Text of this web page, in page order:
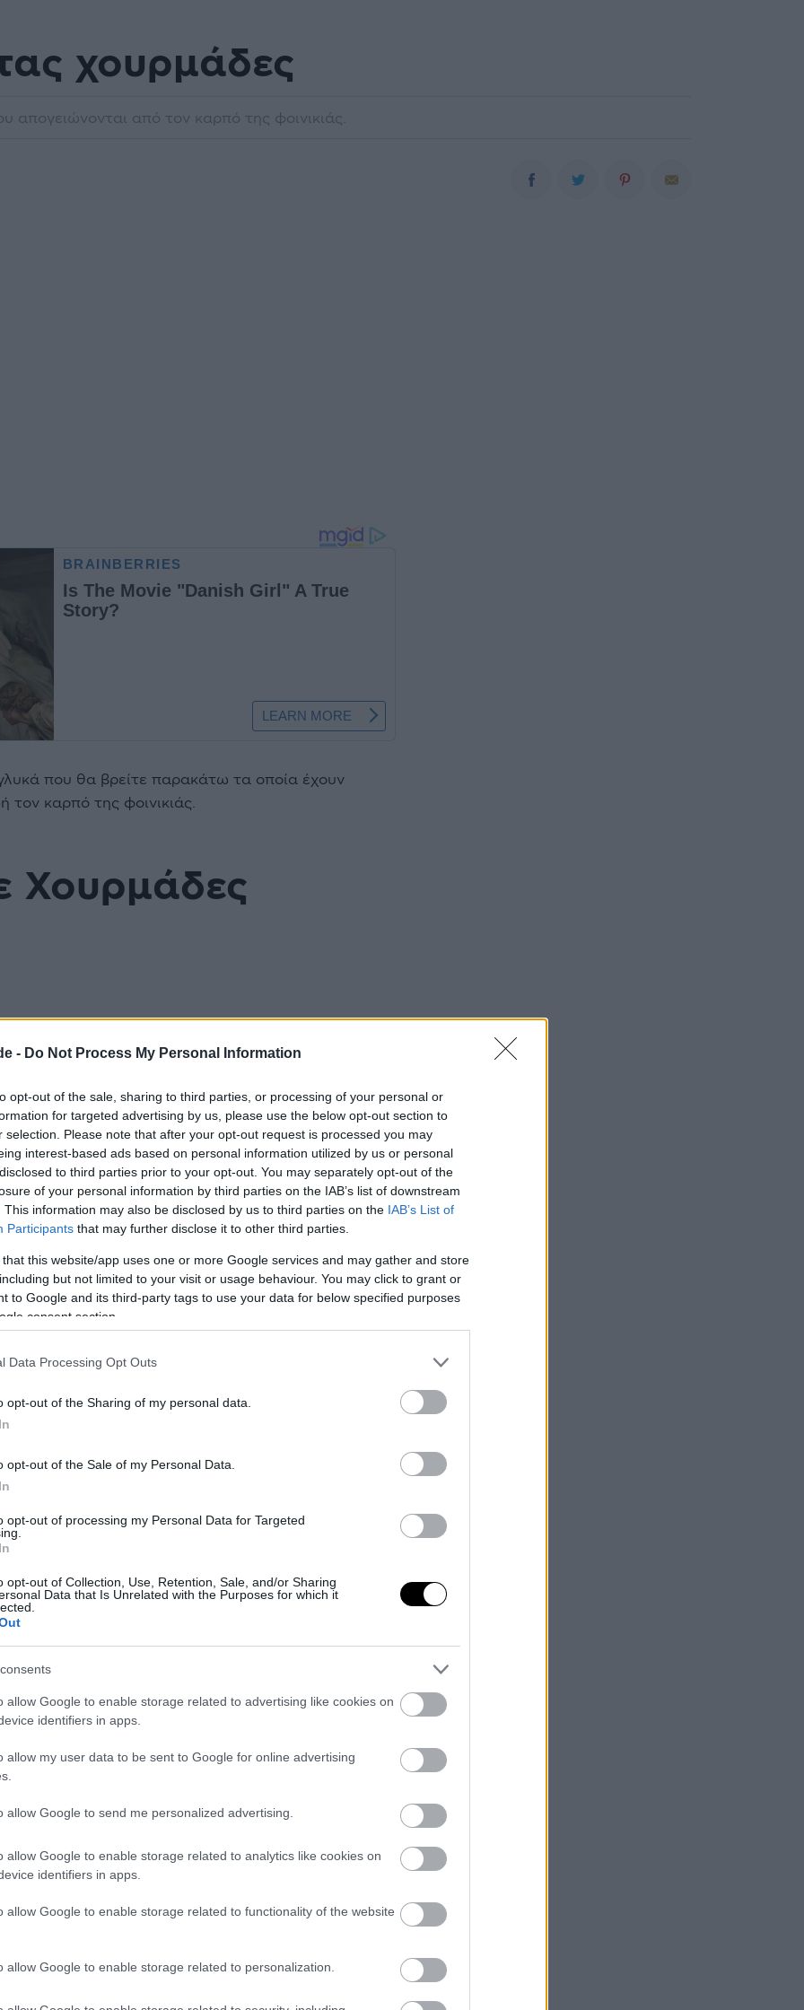
- Do Not Process My Personal Information
opt-out of the sale, sharing to third parties, or processing of your personal or
for targeted advertising by us, please use the below opt-out section to
selection. Please note that after your opt-out request is processed you may
interest-based ads based on personal information utilized by us or personal
to third parties prior to your opt-out. You may separately opt-out of the
of your personal information by third parties on the IAB’s list of downstream
This information may also be disclosed by us to third parties on the IAB’s List of
Participants that may further disclose it to other third parties.
that this website/app uses one or more Google services and may gather and store
but not limited to your visit or usage behaviour. You may click to grant or
to Google and its third-party tags to use your data for below specified purposes
consent section.
Data Processing Opt Outs
opt-out of the Sharing of my personal data.
opt-out of the Sale of my Personal Data.
opt-out of processing my Personal Data for Targeted
opt-out of Collection, Use, Retention, Sale, and/or Sharing
Data that Is Unrelated with the Purposes for which it
allow Google to enable storage related to advertising like cookies on
identifiers in apps.
allow my user data to be sent to Google for online advertising
allow Google to send me personalized advertising.
allow Google to enable storage related to analytics like cookies on
identifiers in apps.
allow Google to enable storage related to functionality of the website
allow Google to enable storage related to personalization.
χουρμάδες
απογειώνονται από τον καρπό της φοινικιάς.
που θα βρείτε παρακάτω τα οποία έχουν
τον καρπό της φοινικιάς.
Χουρμάδες
χρήσεις
με το σύρμα των αυγών το λάδι με το
διαλύσει τη σόδα, και το μισό από το
τα καρύδια.
αλεύρι, και τις σταφίδες
ελαφρά. Κάνουμε ένα αρκετά
σε λαδωμένο και αλευρωμένο
για 40 περίπου λεπτά.
και
είναι μαύρες, ακόμα καλύτερα)
κουκούτσι
θερμοκρασία δωματίου
μόνο του
μπανάνες με το πιρούνι.